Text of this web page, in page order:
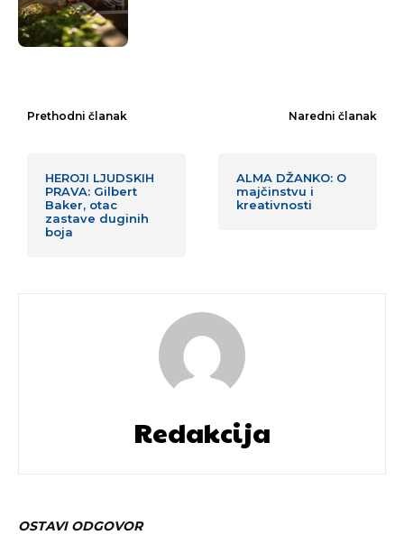
Prethodni članak
HEROJI LJUDSKIH
PRAVA: Gilbert
Baker, otac
zastave duginih
boja
Naredni članak
ALMA DŽANKO: O
majčinstvu i
kreativnosti
Redakcija
OSTAVI ODGOVOR